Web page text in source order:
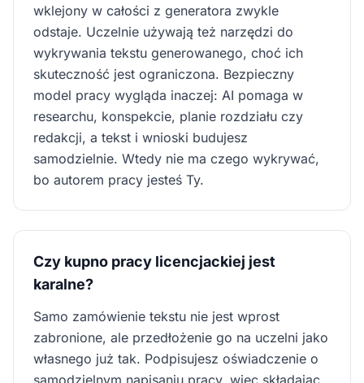
wklejony w całości z generatora zwykle
odstaje. Uczelnie używają też narzędzi do
wykrywania tekstu generowanego, choć ich
skuteczność jest ograniczona. Bezpieczny
model pracy wygląda inaczej: AI pomaga w
researchu, konspekcie, planie rozdziału czy
redakcji, a tekst i wnioski budujesz
samodzielnie. Wtedy nie ma czego wykrywać,
bo autorem pracy jesteś Ty.
Czy kupno pracy licencjackiej jest
karalne?
Samo zamówienie tekstu nie jest wprost
zabronione, ale przedłożenie go na uczelni jako
własnego już tak. Podpisujesz oświadczenie o
samodzielnym napisaniu pracy, więc składając